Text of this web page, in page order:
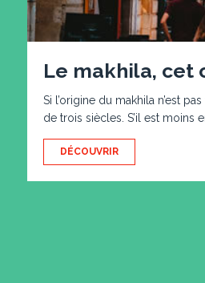
Le makhila, cet
Si l’origine du makhila n’est
de trois siècles. S’il est moins
DÉCOUVRIR